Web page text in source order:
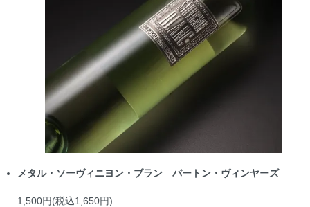
メタル・ソーヴィニヨン・ブラン バートン・ヴィンヤーズ
1,500円(税込1,650円)